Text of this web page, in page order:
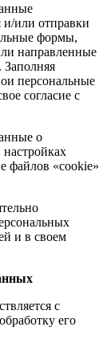
и/или отправки
формы,
направленные
Заполняя
персональные
согласие с
о
настройках
файлов «cookie»
и в своем
с
его